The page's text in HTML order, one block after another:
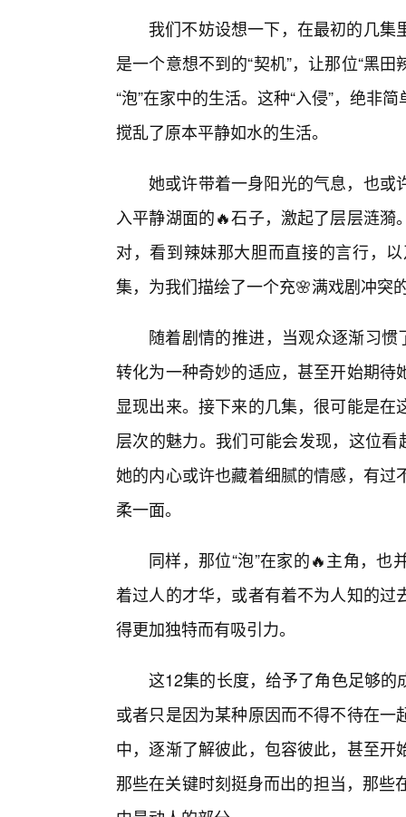
我们不妨设想一下，在最初的几
是一个意想不到的“契机”，让那位“黑
“泡”在家中的生活。这种“入侵”，绝非
搅乱了原本平静如水的生活。
她或许带着一身阳光的气息，也或
入平静湖面的🔥石子，激起了层层涟
对，看到辣妹那大胆而直接的言行，
集，为我们描绘了一个充🌸满戏剧冲突
随着剧情的推进，当观众逐渐习惯
转化为一种奇妙的适应，甚至开始期
显现出来。接下来的几集，很可能是
层次的魅力。我们可能会发现，这位
她的内心或许也藏着细腻的情感，有
柔一面。
同样，那位“泡”在家的🔥主角，
着过人的才华，或者有着不为人知的
得更加独特而有吸引力。
这12集的长度，给予了角色足够
或者只是因为某种原因而不得不待在
中，逐渐了解彼此，包容彼此，甚至
那些在关键时刻挺身而出的担当，那